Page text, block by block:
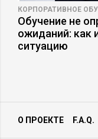
КОРПОРАТИВНОЕ
Обучение не
ожиданий: как
ситуацию
О ПРОЕКТЕ F.A.Q.